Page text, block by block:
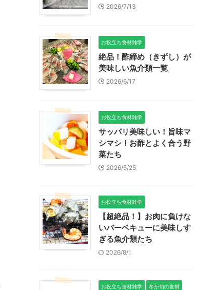
2026/7/13
お役立ち食材雑学
絶品！酢締め（きずし）が
美味しい魚介類一覧
2026/6/17
お役立ち食材雑学
サッパリ美味しい！旨味マ
シマシ！お酢とよく合う野
菜たち
2026/5/25
お役立ち食材雑学
【超絶品！】お肉に負けな
いバーベキューに美味しす
ぎる魚介類たち
2026/8/1
お役立ち食材雑学 冬が旬の食材